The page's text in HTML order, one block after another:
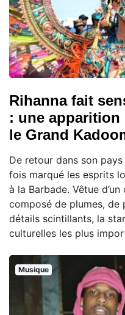
Rihanna fait
: une
le Grand
De retour dans son
fois marqué les esprits
à la Barbade. Vêtue
composé de plumes, de
détails scintillants, la
culturelles les plus
Musique